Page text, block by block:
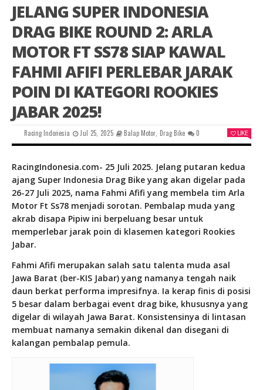
JELANG SUPER INDONESIA
DRAG BIKE ROUND 2: ARLA
MOTOR FT SS78 SIAP KAWAL
FAHMI AFIFI PERLEBAR JARAK
POIN DI KATEGORI ROOKIES
JABAR 2025!
Racing Indonesia Jul 25, 2025 Balap Motor, Drag Bike 0 LIKE
RacingIndonesia.com- 25 Juli 2025. Jelang putaran kedua
ajang Super Indonesia Drag Bike yang akan digelar pada
26-27 Juli 2025, nama Fahmi Afifi yang membela tim Arla
Motor Ft Ss78 menjadi sorotan. Pembalap muda yang
akrab disapa Pipiw ini berpeluang besar untuk
memperlebar jarak poin di klasemen kategori Rookies
Jabar.
Fahmi Afifi merupakan salah satu talenta muda asal
Jawa Barat (ber-KIS Jabar) yang namanya tengah naik
daun berkat performa impresifnya. Ia kerap finis di posisi
5 besar dalam berbagai event drag bike, khususnya yang
digelar di wilayah Jawa Barat. Konsistensinya di lintasan
membuat namanya semakin dikenal dan disegani di
kalangan pembalap pemula.